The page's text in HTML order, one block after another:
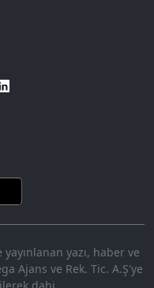
yazı, haber ve
Ajans ve Rek. Tic. A.Ş'ye
dahi